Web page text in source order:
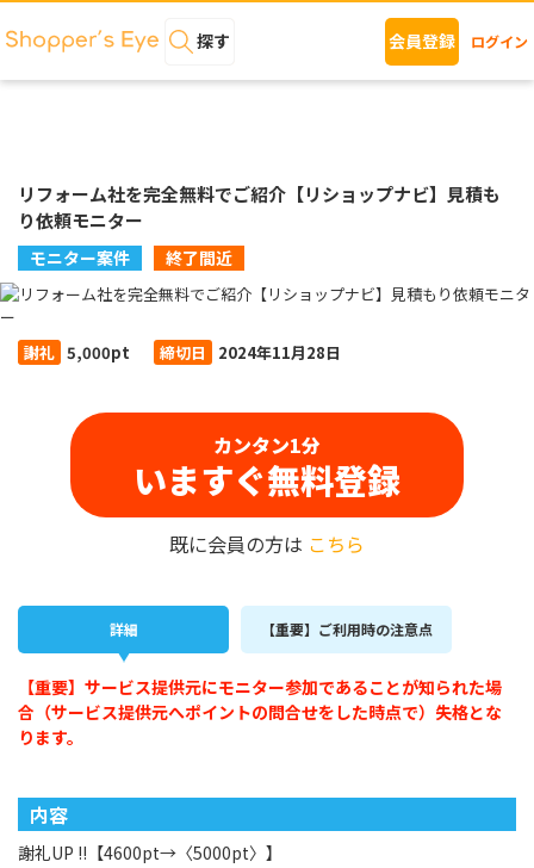
探す 会員登録 ログイン
リフォーム社を完全無料でご紹介【リショップナビ】見積も
り依頼モニター
モニター案件 終了間近
謝礼 5,000pt 締切日 2024年11月28日
カンタン1分
いますぐ無料登録
既に会員の方は こちら
詳細 【重要】ご利用時の注意点
【重要】サービス提供元にモニター参加であることが知られた場
合（サービス提供元へポイントの問合せをした時点で）失格とな
ります。
内容
謝礼UP !!【4600pt→〈5000pt〉】